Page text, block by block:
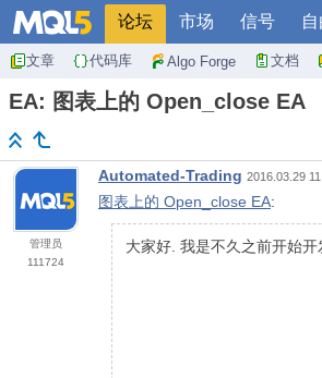
论坛 市场 信号
文章 代码库 Algo Forge 文档
EA: 图表上的 Open_close EA
管理员
111724
Automated-Trading 2016.03.29
图表上的 Open_close EA:
大家好. 我是不久之前开始